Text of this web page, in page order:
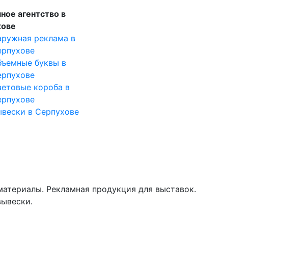
агентство в
реклама в
буквы в
короба в
в Серпухове
Рекламная продукция для выставок.